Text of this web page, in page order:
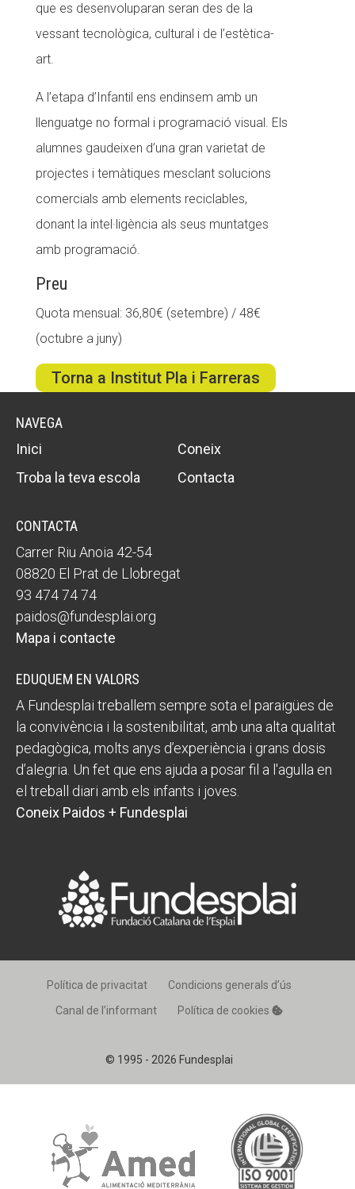
que es desenvoluparan seran des de la
vessant tecnològica, cultural i de l’estètica-
art.
A l’etapa d’Infantil ens endinsem amb un
llenguatge no formal i programació visual. Els
alumnes gaudeixen d’una gran varietat de
projectes i temàtiques mesclant solucions
comercials amb elements reciclables,
donant la intel·ligència als seus muntatges
amb programació.
Preu
Quota mensual: 36,80€ (setembre) / 48€
(octubre a juny)
Torna a Institut Pla i Farreras
NAVEGA
Inici
Coneix
Troba la teva escola
Contacta
CONTACTA
Carrer Riu Anoia 42-54
08820 El Prat de Llobregat
93 474 74 74
paidos@fundesplai.org
Mapa i contacte
EDUQUEM EN VALORS
A Fundesplai treballem sempre sota el paraigües de
la convivència i la sostenibilitat, amb una alta qualitat
pedagògica, molts anys d’experiència i grans dosis
d’alegria. Un fet que ens ajuda a posar fil a l'agulla en
el treball diari amb els infants i joves.
Coneix Paidos + Fundesplai
© 1995 - 2026 Fundesplai
Política de privacitat
Condicions generals d’ús
Canal de l’informant
Política de cookies